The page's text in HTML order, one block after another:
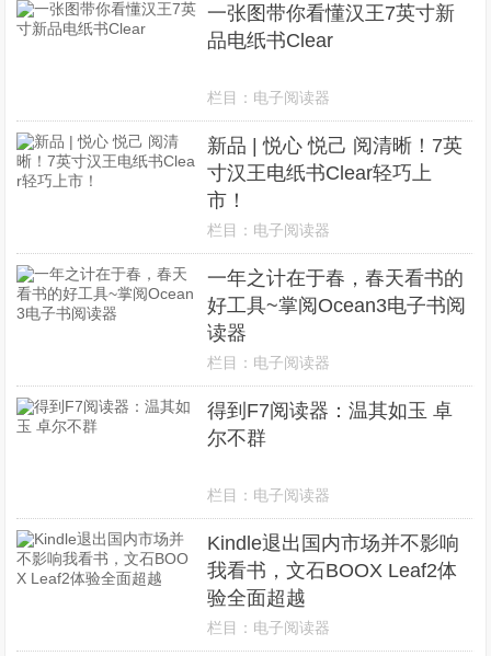
一张图带你看懂汉王7英寸新
品电纸书Clear
栏目： 电子阅读器
新品 | 悦心 悦己 阅清晰！7英
寸汉王电纸书Clear轻巧上
市！
栏目： 电子阅读器
一年之计在于春，春天看书的
好工具~掌阅Ocean3电子书阅
读器
栏目： 电子阅读器
得到F7阅读器：温其如玉 卓
尔不群
栏目： 电子阅读器
Kindle退出国内市场并不影响
我看书，文石BOOX Leaf2体
验全面超越
栏目： 电子阅读器